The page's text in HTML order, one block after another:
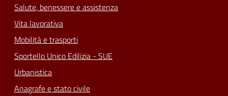
Salute, benessere e assistenza
Vita lavorativa
Mobilità e trasporti
Sportello Unico Edilizia - SUE
Urbanistica
Anagrafe e stato civile